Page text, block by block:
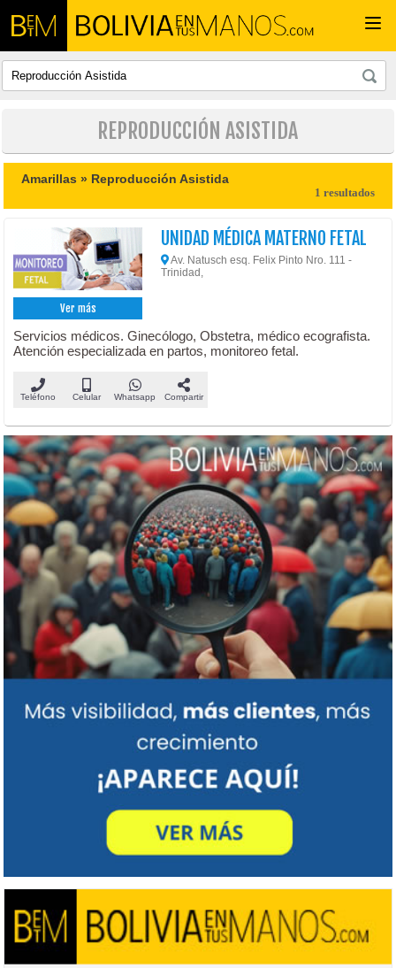
REPRODUCCIÓN ASISTIDA
Amarillas » Reproducción Asistida
1 resultados
Ver más
UNIDAD MÉDICA MATERNO FETAL
Av. Natusch esq. Felix Pinto Nro. 111 -
Trinidad,
Servicios médicos. Ginecólogo, Obstetra, médico ecografista.
Atención especializada en partos, monitoreo fetal.
Teléfono Celular Whatsapp Compartir